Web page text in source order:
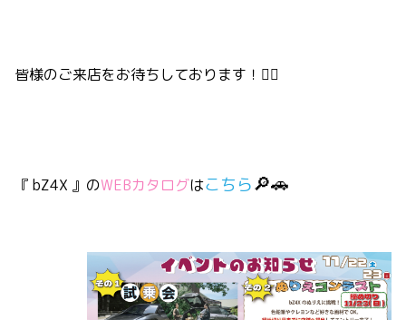
皆様のご来店をお待ちしております！🙂‍↕️
『 bZ4X 』のWEBカタログはこちら🔎🚗